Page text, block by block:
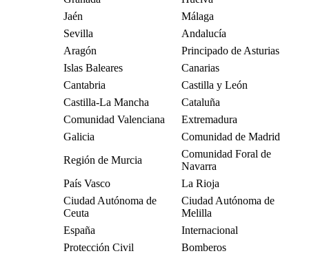
Jaén
Málaga
Sevilla
Andalucía
Aragón
Principado de Asturias
Islas Baleares
Canarias
Cantabria
Castilla y León
Castilla-La Mancha
Cataluña
Comunidad Valenciana
Extremadura
Galicia
Comunidad de Madrid
Región de Murcia
Comunidad Foral de
Navarra
País Vasco
La Rioja
Ciudad Autónoma de
Ceuta
Ciudad Autónoma de
Melilla
España
Internacional
Protección Civil
Bomberos